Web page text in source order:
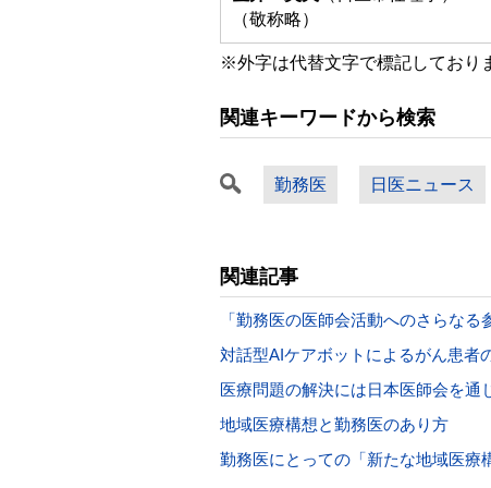
（敬称略）
※外字は代替文字で標記しており
関連キーワードから検索
勤務医 日医ニュース
関連記事
「勤務医の医師会活動へのさらな
対話型AIケアボットによるがん患者
医療問題の解決には日本医師会を通
地域医療構想と勤務医のあり方
勤務医にとっての「新たな地域医療